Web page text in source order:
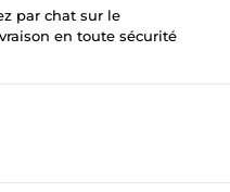
par chat sur le
en toute sécurité